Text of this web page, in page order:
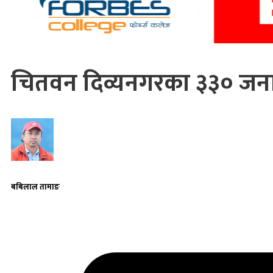
चितवन दिव्यनगरका ३३०
बबिलाल तामाङ